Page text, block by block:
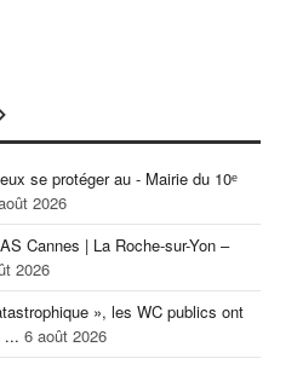
se protéger au - Mairie du 10ᵉ
2026
Cannes | La Roche-sur-Yon –
2026
», les WC publics ont
... 6 août 2026